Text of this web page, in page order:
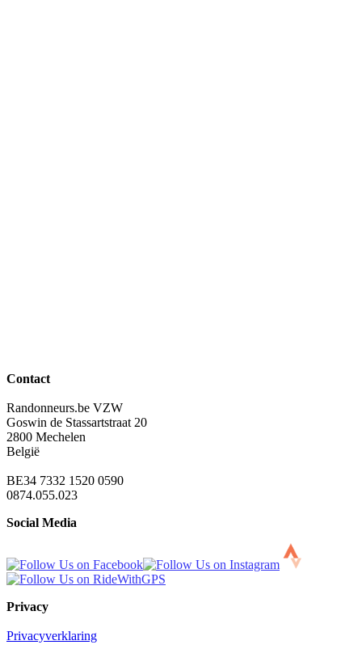
Contact
Randonneurs.be VZW
Goswin de Stassartstraat 20
2800 Mechelen
België
BE34 7332 1520 0590
0874.055.023
Social Media
Privacy
Privacyverklaring